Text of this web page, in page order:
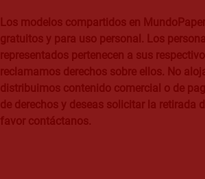
Los modelos compartidos en
gratuitos y para uso personal. Los
representados pertenecen a sus
reclamamos derechos sobre ellos. No
distribuimos contenido comercial o de
de derechos y deseas solicitar la retirada
favor contáctanos.